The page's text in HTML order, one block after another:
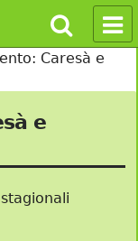
Caresà e
e